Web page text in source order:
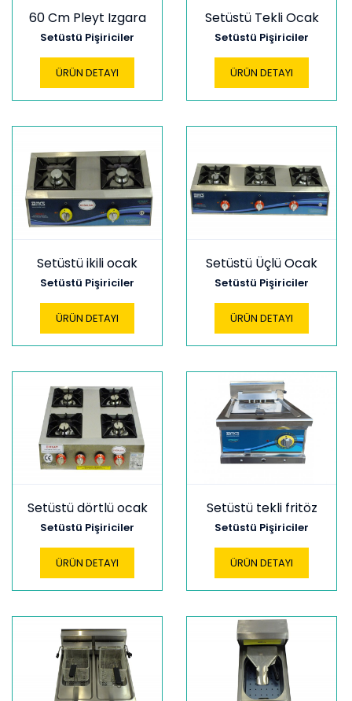
60 Cm Pleyt Izgara
Setüstü Pişiriciler
ÜRÜN DETAYI
Setüstü Tekli Ocak
Setüstü Pişiriciler
ÜRÜN DETAYI
Setüstü ikili ocak
Setüstü Pişiriciler
ÜRÜN DETAYI
Setüstü Üçlü Ocak
Setüstü Pişiriciler
ÜRÜN DETAYI
Setüstü dörtlü ocak
Setüstü Pişiriciler
ÜRÜN DETAYI
Setüstü tekli fritöz
Setüstü Pişiriciler
ÜRÜN DETAYI